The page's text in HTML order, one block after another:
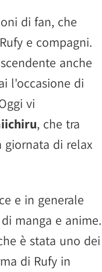
di fan, che
e compagni.
anche
l'occasione di
vi
, che tra
giornata di relax
e in generale
manga e anime.
è stata uno dei
di Rufy in